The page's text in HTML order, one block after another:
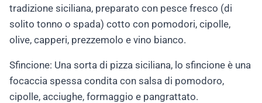
tradizione siciliana, preparato con pesce fresco (di
solito tonno o spada) cotto con pomodori, cipolle,
olive, capperi, prezzemolo e vino bianco.
Sfincione: Una sorta di pizza siciliana, lo sfincione è una
focaccia spessa condita con salsa di pomodoro,
cipolle, acciughe, formaggio e pangrattato.